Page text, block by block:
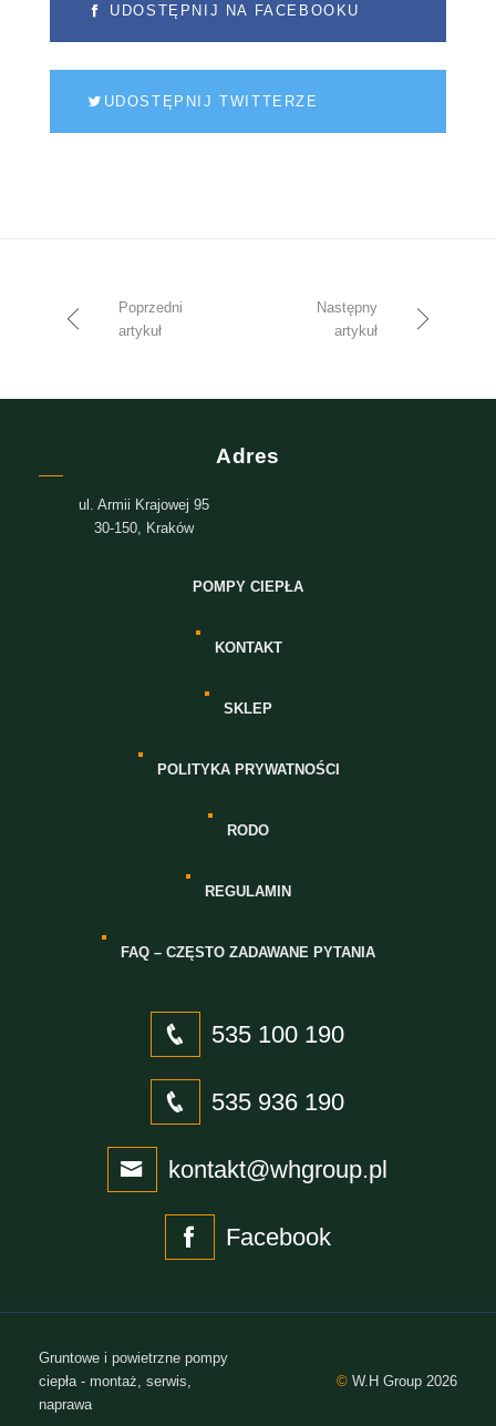
UDOSTĘPNIJ NA FACEBOOKU
UDOSTĘPNIJ TWITTERZE
Poprzedni
artykuł
Następny
artykuł
Adres
ul. Armii Krajowej 95
30-150, Kraków
POMPY CIEPŁA
KONTAKT
SKLEP
POLITYKA PRYWATNOŚCI
RODO
REGULAMIN
FAQ – CZĘSTO ZADAWANE PYTANIA
535 100 190
535 936 190
kontakt@whgroup.pl
Facebook
Gruntowe i powietrzne pompy
ciepła - montaż, serwis,
naprawa
© W.H Group 2026